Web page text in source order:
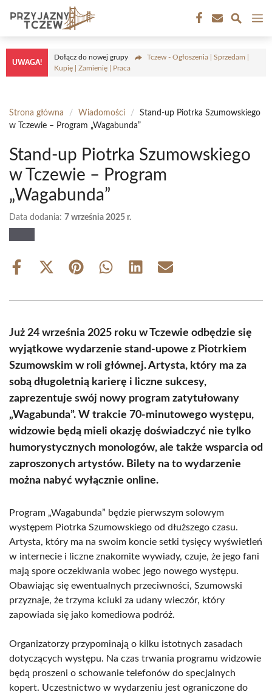
treści
UWAGA!
Dołącz do nowej grupy
Tczew - Ogłoszenia | Sprzedam |
Kupię | Zamienię | Praca
Strona główna / Wiadomości /
Stand-up Piotrka Szumowskiego
w Tczewie – Program „Wagabunda”
Stand-up Piotrka Szumowskiego
w Tczewie – Program
„Wagabunda”
Data dodania: 7 września 2025 r.
Share
Share
(Twitter)
Share Share Share Share
Już 24 września 2025 roku w Tczewie odbędzie się
wyjątkowe wydarzenie stand-upowe z Piotrkiem
Szumowskim w roli głównej. Artysta, który ma za
sobą długoletnią karierę i liczne sukcesy,
zaprezentuje swój nowy program zatytułowany
„Wagabunda”. W trakcie 70-minutowego występu,
widzowie będą mieli okazję doświadczyć nie tylko
humorystycznych monologów, ale także wsparcia od
zaproszonych artystów. Bilety na to wydarzenie
można nabyć wyłącznie online.
Program „Wagabunda” będzie pierwszym solowym
występem Piotrka Szumowskiego od dłuższego czasu.
Artysta, który ma na swoim koncie setki tysięcy wyświetleń
w internecie i liczne znakomite wywiady, czuje, że jego fani
mają spore oczekiwania wobec jego nowego występu.
Obawiając się ewentualnych przeciwności, Szumowski
przyznaje, że trzyma kciuki za udany wieczór, który
zapowiada się jako komediowa podróż.
Organizatorzy przypominają o kilku istotnych zasadach
dotyczących występu. Na czas trwania programu widzowie
będą proszeni o schowanie telefonów do specjalnych
kopert. Uczestnictwo w wydarzeniu jest ograniczone do